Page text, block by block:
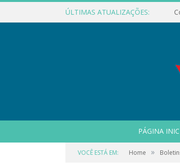
ÚLTIMAS ATUALIZAÇÕES:
PÁGINA
VOCÊ ESTÁ EM: Home »